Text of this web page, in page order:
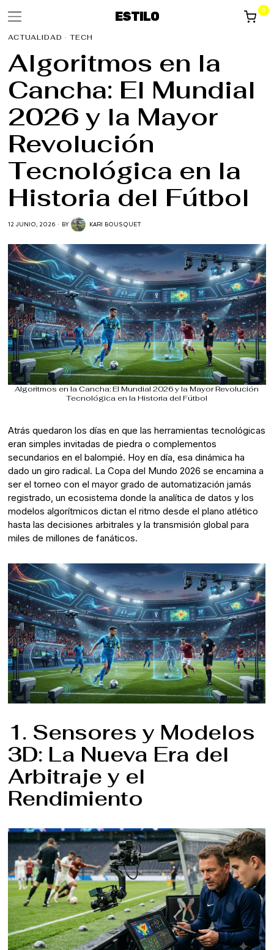
ESTILO 0
ACTUALIDAD · TECH
Algoritmos en la
Cancha: El Mundial
2026 y la Mayor
Revolución
Tecnológica en la
Historia del Fútbol
12 JUNIO, 2026 BY KARI BOUSQUET
Algoritmos en la Cancha: El Mundial 2026 y la Mayor Revolución
Tecnológica en la Historia del Fútbol
Atrás quedaron los días en que las herramientas tecnológicas
eran simples invitadas de piedra o complementos
secundarios en el balompié. Hoy en día, esa dinámica ha
dado un giro radical. La Copa del Mundo 2026 se encamina a
ser el torneo con el mayor grado de automatización jamás
registrado, un ecosistema donde la analítica de datos y los
modelos algorítmicos dictan el ritmo desde el plano atlético
hasta las decisiones arbitrales y la transmisión global para
miles de millones de fanáticos.
1. Sensores y Modelos
3D: La Nueva Era del
Arbitraje y el
Rendimiento